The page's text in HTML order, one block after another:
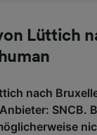
Lüttich
nach
SNCB.